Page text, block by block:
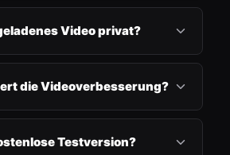
Video privat?
die Videoverbesserung?
Testversion?